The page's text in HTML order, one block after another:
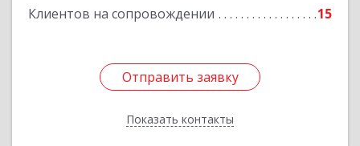
Клиентов на сопровождении 15
Отправить заявку
Показать контакты
Отправить заявку
Назад